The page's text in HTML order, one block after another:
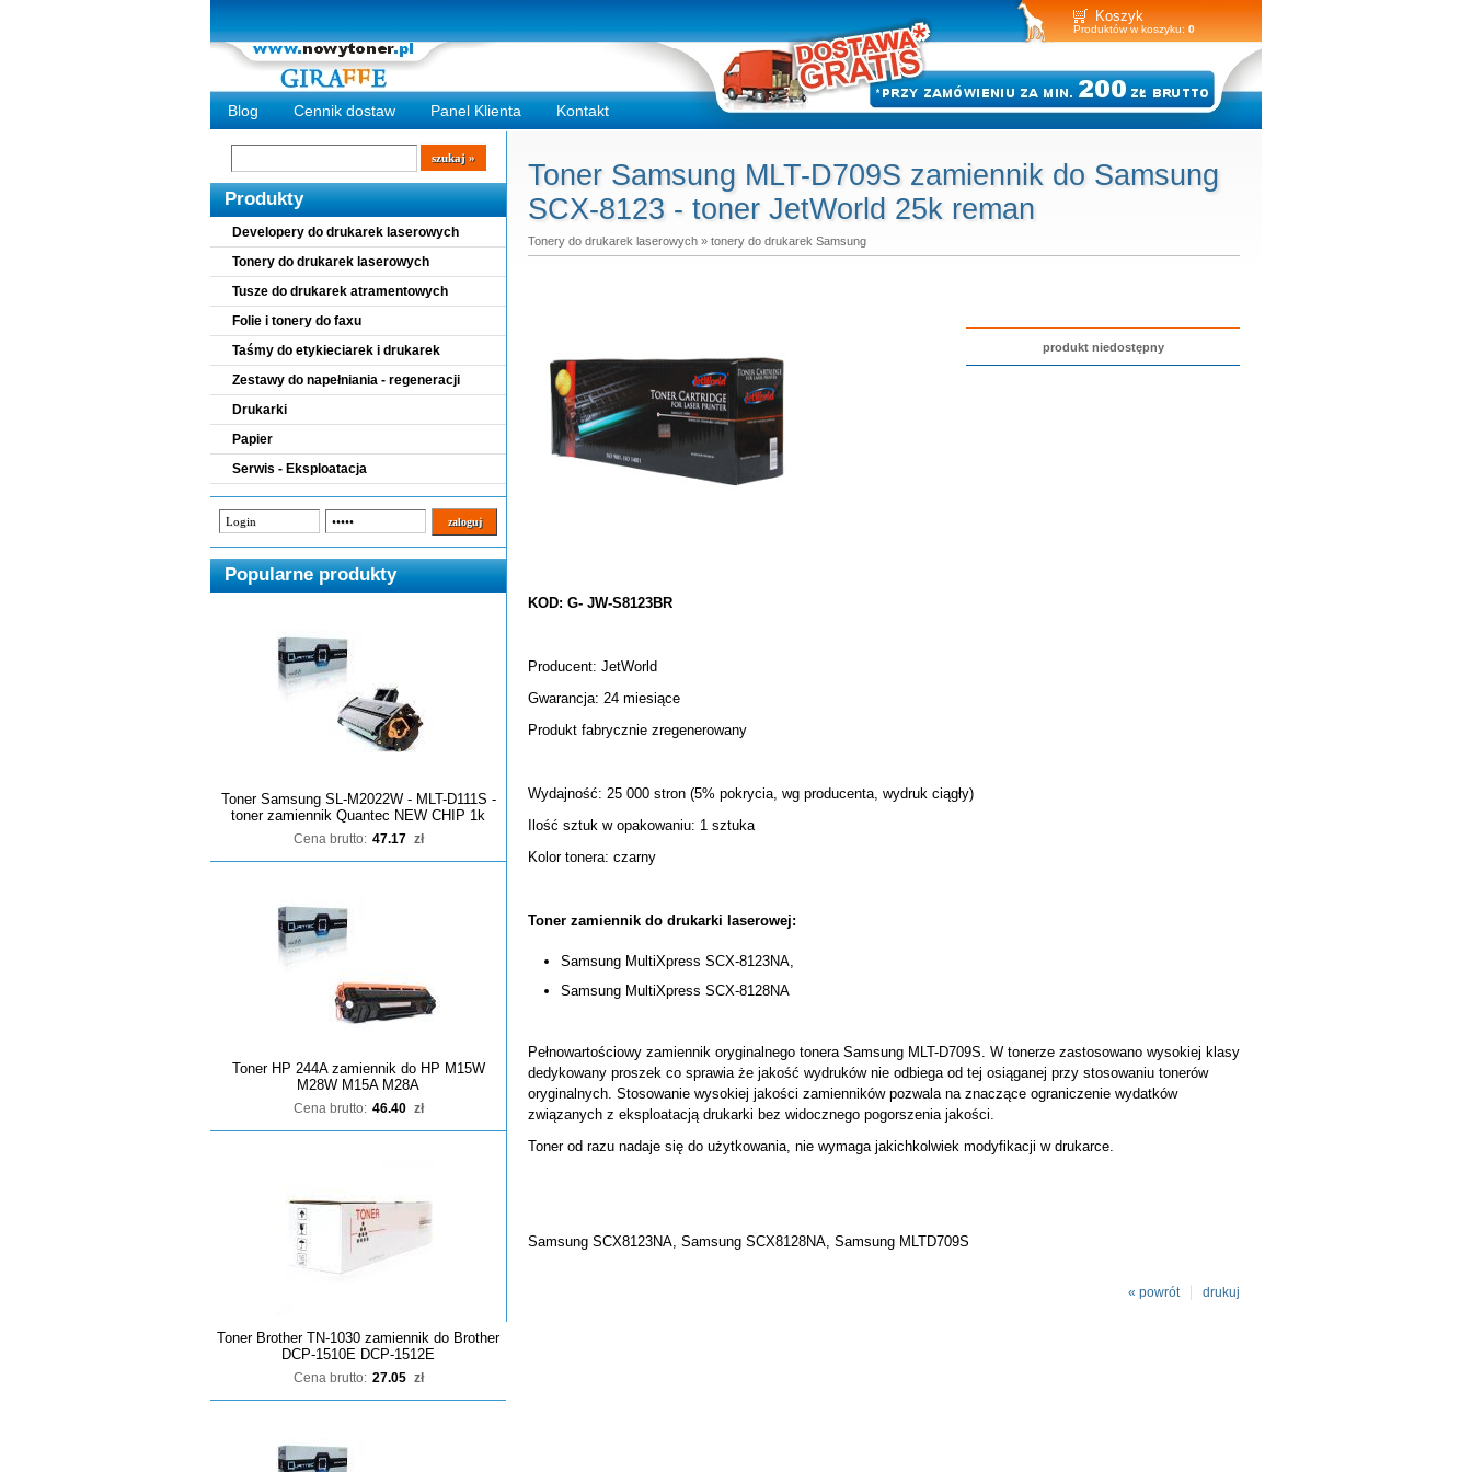
Koszyk
Produktów w koszyku: 0
Blog Cennik dostaw Panel Klienta Kontakt
Wyszukiwarka
szukaj
Produkty
Developery do drukarek laserowych
Tonery do drukarek laserowych
Tusze do drukarek atramentowych
Folie i tonery do faxu
Taśmy do etykieciarek i drukarek
Zestawy do napełniania - regeneracji
Drukarki
Papier
Serwis - Eksploatacja
Popularne produkty
Toner Samsung SL-M2022W - MLT-D111S -
toner zamiennik Quantec NEW CHIP 1k
Cena brutto: 47.17 zł
Toner HP 244A zamiennik do HP M15W
M28W M15A M28A
Cena brutto: 46.40 zł
Toner Brother TN-1030 zamiennik do Brother
DCP-1510E DCP-1512E
Cena brutto: 27.05 zł
Toner Samsung MLT-D709S zamiennik do Samsung
SCX-8123 - toner JetWorld 25k reman
Tonery do drukarek laserowych » tonery do drukarek Samsung
produkt niedostępny
KOD: G- JW-S8123BR
Producent: JetWorld
Gwarancja: 24 miesiące
Produkt fabrycznie zregenerowany
Wydajność: 25 000 stron (5% pokrycia, wg producenta, wydruk ciągły)
Ilość sztuk w opakowaniu: 1 sztuka
Kolor tonera: czarny
Toner zamiennik do drukarki laserowej:
Samsung MultiXpress SCX-8123NA,
Samsung MultiXpress SCX-8128NA
Pełnowartościowy zamiennik oryginalnego tonera Samsung MLT-D709S. W tonerze zastosowano wysokiej klasy
dedykowany proszek co sprawia że jakość wydruków nie odbiega od tej osiąganej przy stosowaniu tonerów
oryginalnych. Stosowanie wysokiej jakości zamienników pozwala na znaczące ograniczenie wydatków
związanych z eksploatacją drukarki bez widocznego pogorszenia jakości.
Toner od razu nadaje się do użytkowania, nie wymaga jakichkolwiek modyfikacji w drukarce.
Samsung SCX8123NA, Samsung SCX8128NA, Samsung MLTD709S
drukuj
« powrót